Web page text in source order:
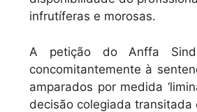
infrutíferas e morosas.
A petição do Anffa
concomitantemente à
amparados por medida
decisão colegiada transitada